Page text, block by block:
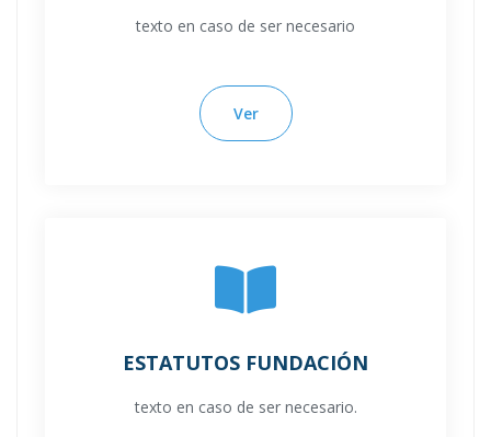
texto en caso de ser necesario
Ver
ESTATUTOS FUNDACIÓN
texto en caso de ser necesario.